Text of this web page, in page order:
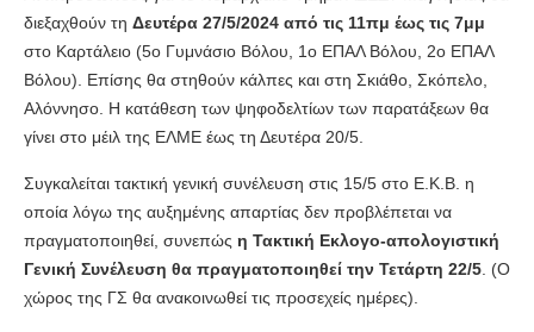
διεξαχθούν τη Δευτέρα 27/5/2024 από τις 11πμ έως τις 7μμ
στο Καρτάλειο (5ο Γυμνάσιο Βόλου, 1ο ΕΠΑΛ Βόλου, 2ο ΕΠΑΛ
Βόλου). Επίσης θα στηθούν κάλπες και στη Σκιάθο, Σκόπελο,
Αλόννησο. Η κατάθεση των ψηφοδελτίων των παρατάξεων θα
γίνει στο μέιλ της ΕΛΜΕ έως τη Δευτέρα 20/5.
Συγκαλείται τακτική γενική συνέλευση στις 15/5 στο Ε.Κ.Β. η
οποία λόγω της αυξημένης απαρτίας δεν προβλέπεται να
πραγματοποιηθεί, συνεπώς η Τακτική Εκλογο-απολογιστική
Γενική Συνέλευση θα πραγματοποιηθεί την Τετάρτη 22/5 . (Ο
χώρος της ΓΣ θα ανακοινωθεί τις προσεχείς ημέρες).